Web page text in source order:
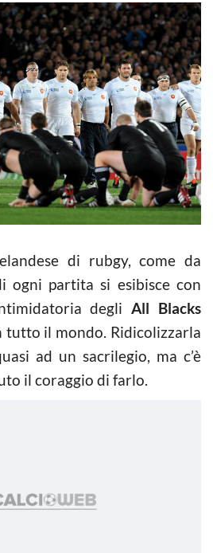
di rubgy, come da
ogni partita si esibisce con
degli All Blacks
tutto il mondo. Ridicolizzarla
ad un sacrilegio, ma c’è
il coraggio di farlo.